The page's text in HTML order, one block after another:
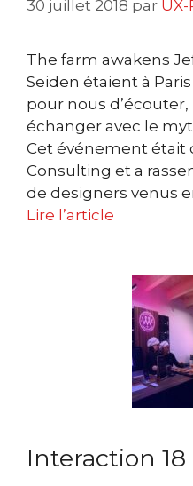
30 juillet 2018 par
The farm awakens
Seiden étaient à Paris
pour nous
échanger avec le
Cet événement était
Consulting et a
de designers venus
Lire l’article
Interaction